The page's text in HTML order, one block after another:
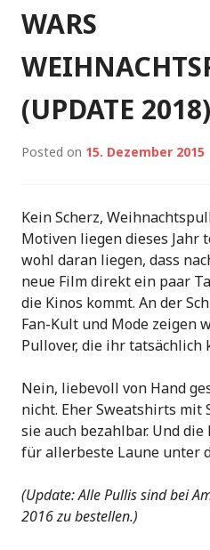
WARS
(UPDATE 2018)
Posted on 15. Dezember 2015
Kein Scherz,
Motiven liegen dieses Jahr
wohl daran liegen, dass
neue Film direkt ein paar
die Kinos kommt. An der
Fan-Kult und Mode zeigen
Pullover, die ihr tatsächlich
Nein, liebevoll von Hand
nicht. Eher Sweatshirts mit
sie auch bezahlbar. Und
für allerbeste Laune unter
(Update: Alle Pullis sind bei
2016 zu bestellen.)